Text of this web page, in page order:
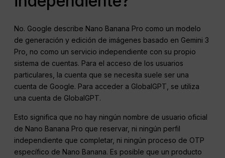
No. Google describe Nano Banana Pro como un modelo
de generación y edición de imágenes basado en Gemini 3
Pro, no como un servicio independiente con su propio
sistema de cuentas. Para el acceso de los usuarios
particulares, la cuenta que se necesita suele ser una
cuenta de Google. Para acceder a GlobalGPT, se utiliza
una cuenta de GlobalGPT.
Esto significa que no hay ningún nombre de usuario oficial
de Nano Banana Pro que reservar, ni ningún perfil
independiente que completar, ni ningún proceso de OTP
específico de Nano Banana. Es posible que un producto